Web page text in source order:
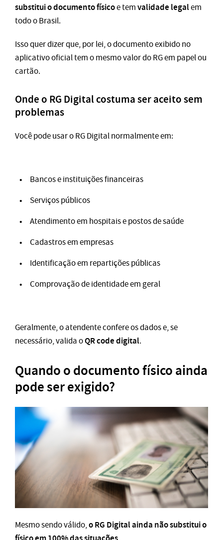
substitui o documento físicoe temvalidade legalem
todo o Brasil.
Isso quer dizer que, por lei, o documento exibido no
aplicativo oficial tem o mesmo valor do RG em papel ou
cartão.
Onde o RG Digital costuma ser aceito sem
problemas
Você pode usar o RG Digital normalmente em:
Bancos e instituições financeiras
Serviços públicos
Atendimento em hospitais e postos de saúde
Cadastros em empresas
Identificação em repartições públicas
Comprovação de identidade em geral
Geralmente, o atendente confere os dados e, se
necessário, valida oQR code digital.
Quando o documento físico ainda
pode ser exigido?
Mesmo sendo válido,o RG Digital ainda não substitui o